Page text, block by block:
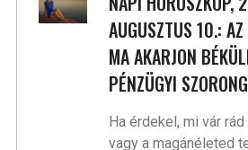
AUGUSZTUS 10.:
MA AKARJON
PÉNZÜGYI
Ha érdekel, mi vár
vagy a magánéleted